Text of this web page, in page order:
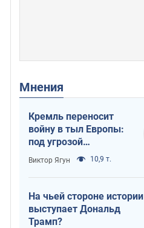
Мнения
Кремль переносит
войну в тыл Европы:
под угрозой
критическая
логистика
Виктор Ягун 10,9 т.
На чьей стороне истории
выступает Дональд
Трамп?